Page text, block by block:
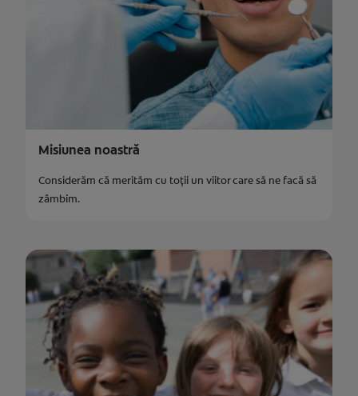
Misiunea noastră
Considerăm că merităm cu toții un viitor care să ne facă să
zâmbim.